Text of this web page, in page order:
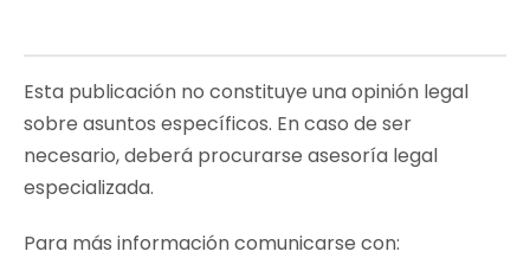
Esta publicación no constituye una opinión legal
sobre asuntos específicos. En caso de ser
necesario, deberá procurarse asesoría legal
especializada.
Para más información comunicarse con: